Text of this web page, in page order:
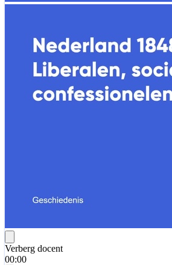
Verberg docent
00:00